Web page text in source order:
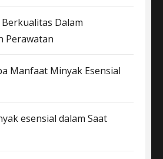
Dalam
Perawatan
Manfaat Minyak Esensial
esensial dalam Saat